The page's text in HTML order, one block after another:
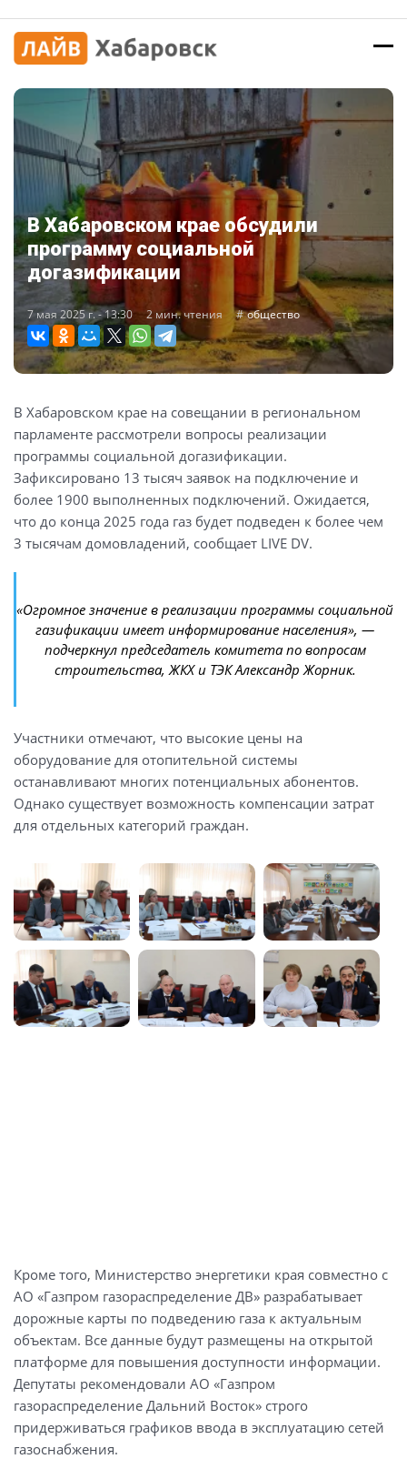
В Хабаровском крае обсудили
программу социальной
догазификации
7 мая 2025 г. - 13:30 2 мин. чтения общество
В Хабаровском крае на совещании в региональном
парламенте рассмотрели вопросы реализации
программы социальной догазификации.
Зафиксировано 13 тысяч заявок на подключение и
более 1900 выполненных подключений. Ожидается,
что до конца 2025 года газ будет подведен к более чем
3 тысячам домовладений, сообщает LIVE DV.
«Огромное значение в реализации программы социальной
газификации имеет информирование населения», —
подчеркнул председатель комитета по вопросам
строительства, ЖКХ и ТЭК Александр Жорник.
Участники отмечают, что высокие цены на
оборудование для отопительной системы
останавливают многих потенциальных абонентов.
Однако существует возможность компенсации затрат
для отдельных категорий граждан.
Кроме того, Министерство энергетики края совместно с
АО «Газпром газораспределение ДВ» разрабатывает
дорожные карты по подведению газа к актуальным
объектам. Все данные будут размещены на открытой
платформе для повышения доступности информации.
Депутаты рекомендовали АО «Газпром
газораспределение Дальний Восток» строго
придерживаться графиков ввода в эксплуатацию сетей
газоснабжения.